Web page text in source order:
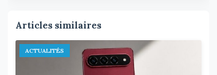
Articles similaires
ACTUALITÉS